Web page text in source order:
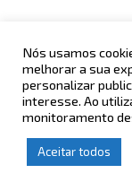
AV. CENTENÁRIO, 2992
CHAME CHAME -
ATENDIMENTO
(71) 2108-8288
Nós usamos
melhorar a sua
personalizar
interesse. Ao
monitoramento
Aceitar todos